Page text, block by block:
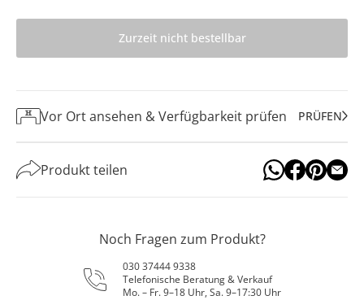
Zurzeit nicht bestellbar
Vor Ort ansehen & Verfügbarkeit prüfen PRÜFEN
Produkt teilen
Noch Fragen zum Produkt?
030 37444 9338
Telefonische Beratung & Verkauf
Mo. – Fr. 9–18 Uhr, Sa. 9–17:30 Uhr